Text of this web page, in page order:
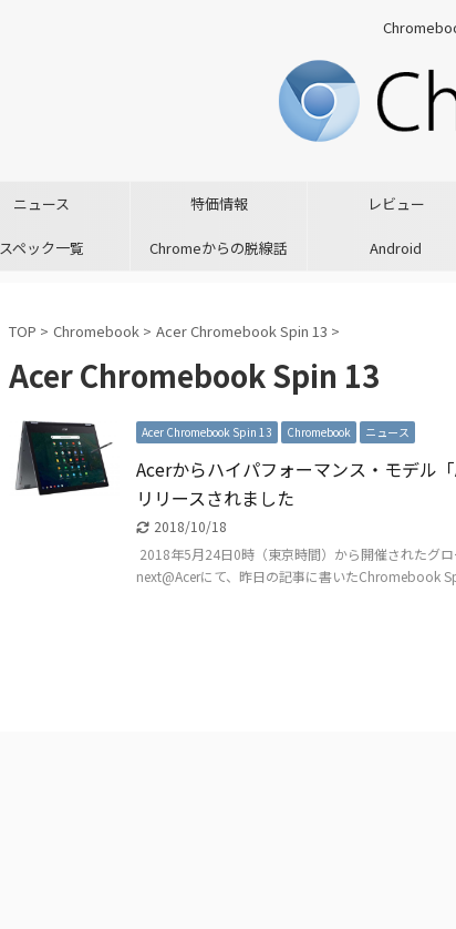
ニュース 特価情報 レビュー
スペック一覧 Chromeからの脱線話 Android
TOP > Chromebook > Acer Chromebook Spin 13 >
Acer Chromebook Spin 13
Acer Chromebook Spin 13 Chromebook ニュース
Acerからハイパフォーマンス・モデル
リリースされました
2018/10/18
2018年5月24日0時（東京時間）から開催されたグ
next@Acerにて、昨日の記事に書いたChromebook